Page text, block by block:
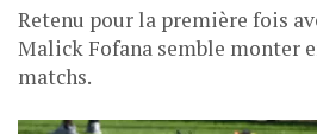
Retenu pour la première fois
Malick Fofana semble monter
matchs.